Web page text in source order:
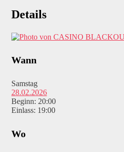
Details
Wann
Samstag
28.02.2026
Beginn: 20:00
Einlass: 19:00
Wo